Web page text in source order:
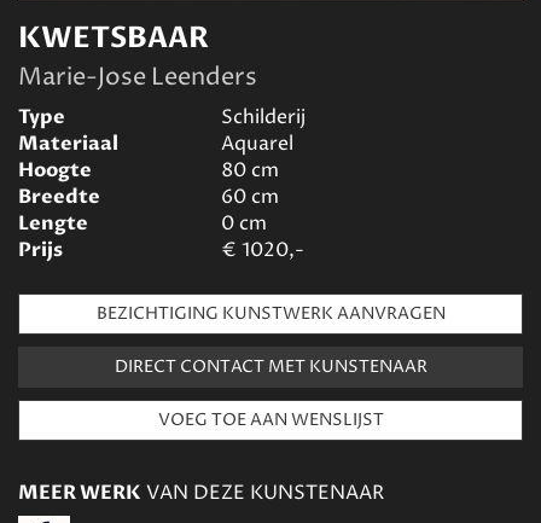
KWETSBAAR
Marie-Jose Leenders
Type
Schilderij
Materiaal
Aquarel
Hoogte
80cm
Breedte
60cm
Lengte
0cm
Prijs
€ 1020,-
BEZICHTIGING KUNSTWERK AANVRAGEN
DIRECT CONTACT MET KUNSTENAAR
MEER WERK VAN DEZE KUNSTENAAR